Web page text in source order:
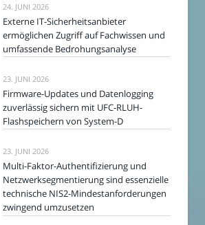
24. JUNI 2026
Externe IT-Sicherheitsanbieter
ermöglichen Zugriff auf Fachwissen und
umfassende Bedrohungsanalyse
23. JUNI 2026
Firmware-Updates und Datenlogging
zuverlässig sichern mit UFC-RLUH-
Flashspeichern von System-D
23. JUNI 2026
Multi-Faktor-Authentifizierung und
Netzwerksegmentierung sind essenzielle
technische NIS2-Mindestanforderungen
zwingend umzusetzen